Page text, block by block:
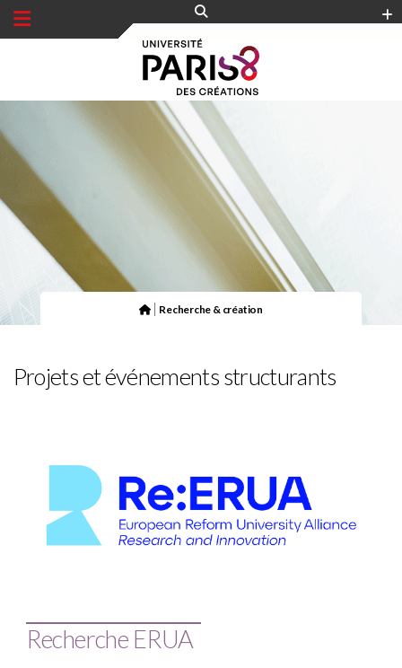
Recherche & création
Projets et événements structurants
Recherche ERUA
Panneau de gestion des cookies